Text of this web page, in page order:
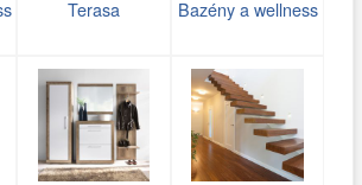
Terasa Bazény a wellness